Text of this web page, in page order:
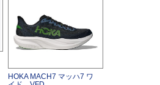
HOKA MACH7 マッハ7 ワ